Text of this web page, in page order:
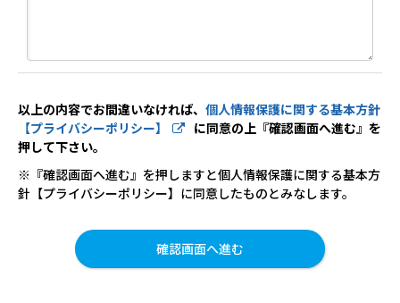
以上の内容でお間違いなければ、 個人情報保護に関する基本方針
【プライバシーポリシー】
に同意の上『確認画面へ進む』を
押して下さい。
※『確認画面へ進む』を押しますと個人情報保護に関する基本方
針【プライバシーポリシー】に同意したものとみなします。